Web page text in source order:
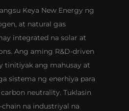
Keya New Energy ng
at natural gas
integrated na solar at
Ang aming R&D-driven
tinitiyak ang mahusay at
sistema ng enerhiya para
neutrality. Tuklasin
na industriyal na